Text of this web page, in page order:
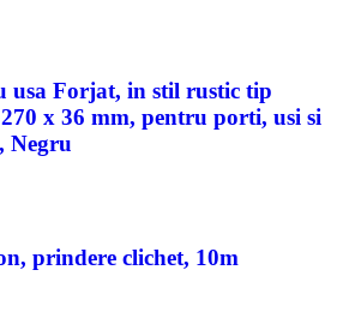
usa Forjat, in stil rustic tip
x 36 mm, pentru porti, usi si
Negru
prindere clichet, 10m